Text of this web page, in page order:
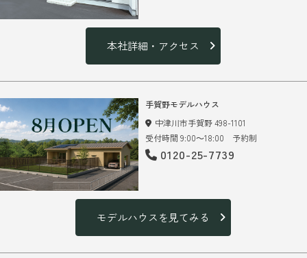
本社詳細・アクセス
手賀野モデルハウス
中津川市手賀野 498-1101
受付時間 9:00～18:00 予約制
0120-25-7739
モデルハウスを見てみる